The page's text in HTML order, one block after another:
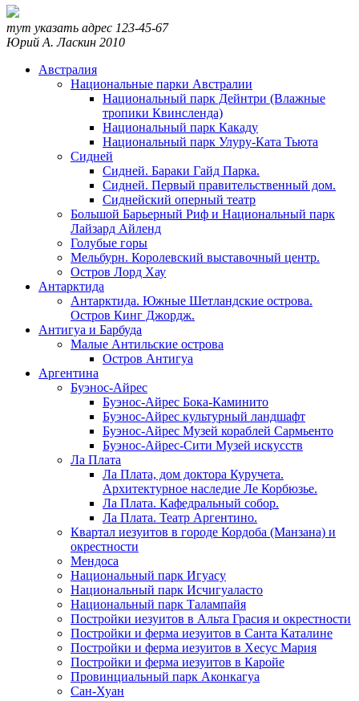
тут указать адрес 123-45-67
Юрий А. Ласкин 2010
Австралия
Национальные парки Австралии
Национальный парк Дейнтри (Влажные
тропики Квинсленда)
Национальный парк Какаду
Национальный парк Улуру-Ката Тьюта
Сидней
Сидней. Бараки Гайд Парка.
Сидней. Первый правительственный дом.
Сиднейский оперный театр
Большой Барьерный Риф и Национальный парк
Лайзард Айленд
Голубые горы
Мельбурн. Королевский выставочный центр.
Остров Лорд Хау
Антарктида
Антарктида. Южные Шетландские острова.
Остров Кинг Джордж.
Антигуа и Барбуда
Малые Антильские острова
Остров Антигуа
Аргентина
Буэнос-Айрес
Буэнос-Айрес Бока-Каминито
Буэнос-Айрес культурный ландшафт
Буэнос-Айрес Музей кораблей Сармьенто
Буэнос-Айрес-Сити Музей искусств
Ла Плата
Ла Плата, дом доктора Куручета.
Архитектурное наследие Ле Корбюзье.
Ла Плата. Кафедральный собор.
Ла Плата. Театр Аргентино.
Квартал иезуитов в городе Кордоба (Манзана) и
окрестности
Мендоса
Национальный парк Игуасу
Национальный парк Исчигуаласто
Национальный парк Талампайя
Постройки иезуитов в Альта Грасия и окрестности
Постройки и ферма иезуитов в Санта Каталине
Постройки и ферма иезуитов в Хесус Мария
Постройки и ферма иезуитов в Каройе
Провинциальный парк Аконкагуа
Сан-Хуан